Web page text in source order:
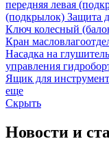
передняя левая
(подкрылок) Защита
Ключ колесный
Кран
Насадка на глушитель
управления
Ящик для
еще
Скрыть
Новости и